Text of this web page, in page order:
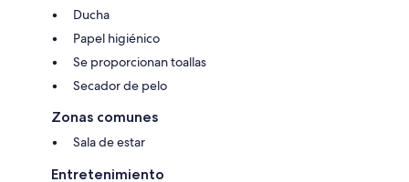
Ducha
Papel higiénico
Se proporcionan toallas
Secador de pelo
Zonas comunes
Sala de estar
Entretenimiento